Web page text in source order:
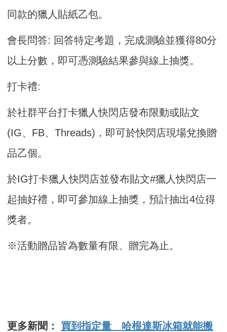
同款的獵人貼紙乙包。
會長問答: 回答特定考題，完成測驗並獲得80分
以上分數，即可憑測驗結果參與線上抽獎。
打卡禮:
於社群平台打卡獵人快閃店發布限動或貼文
(IG、FB、Threads)，即可於快閃店現場兌換贈
品乙個。
於IG打卡獵人快閃店並發布貼文#獵人快閃店一
起抽好禮，即可參加線上抽獎，預計抽出4位得
獎者。
※活動贈品皆為數量有限、贈完為止。
更多新聞： 買到指定量 哈根達斯冰箱就能搬